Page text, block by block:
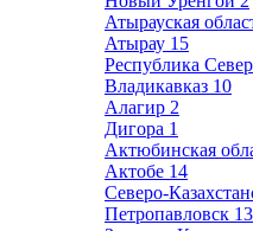
Атырауская
Атырау 15
Республика
Владикавказ 10
Алагир 2
Дигора 1
Актюбинская
Актобе 14
Северо-
Петропавловск 13